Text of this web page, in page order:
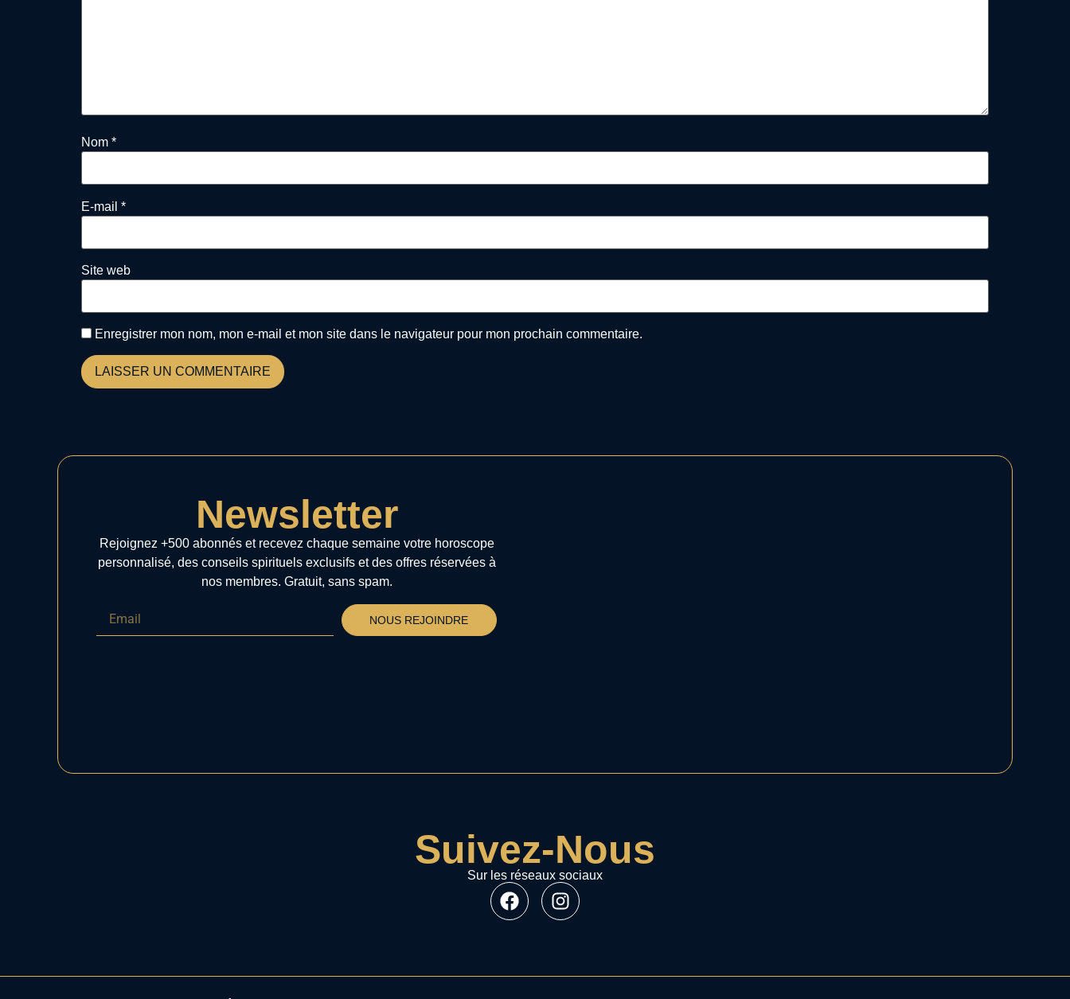
Nom *
E-mail *
Site web
Enregistrer mon nom, mon e-mail et mon site dans le navigateur pour mon prochain commentaire.
Newsletter
Rejoignez +500 abonnés et recevez chaque semaine votre horoscope
personnalisé, des conseils spirituels exclusifs et des offres réservées à
nos membres. Gratuit, sans spam.
NOUS REJOINDRE
Suivez-Nous
Sur les réseaux sociaux